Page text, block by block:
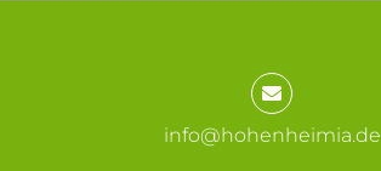
info@hohenheimia.de